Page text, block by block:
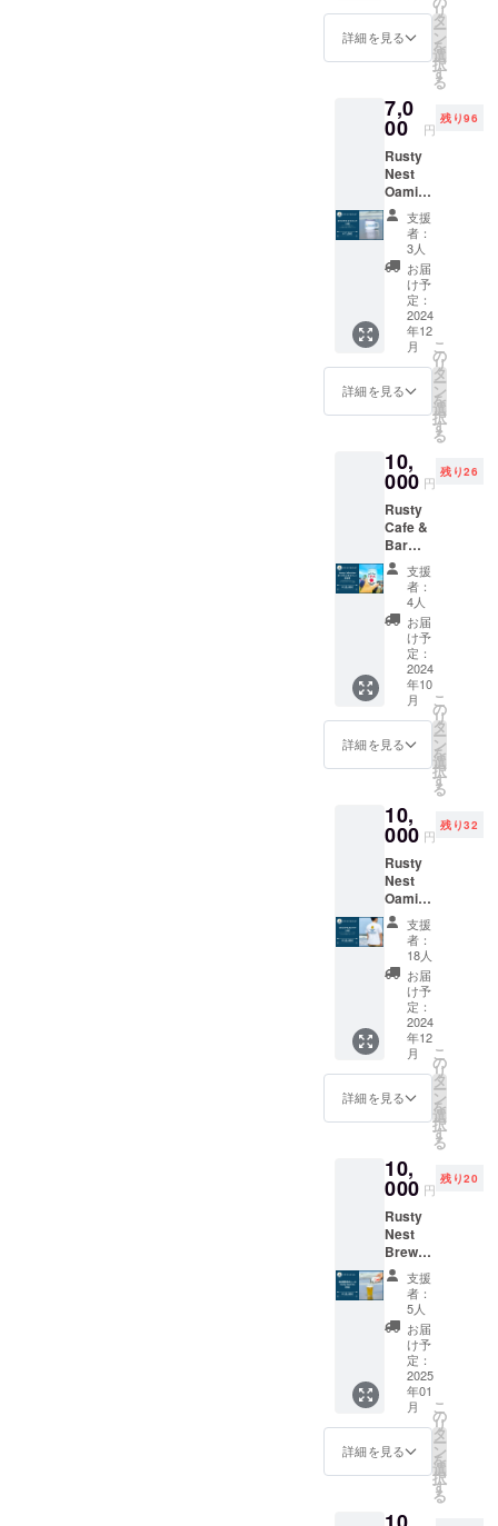
い。 ・
支援者
法：詳
細は
で連絡
しま
す。
Nest
IPAを気
ける3缶
セット
をお届
けしま
す。 ️★
お礼の
メッ
セージ
付き
<Rusty
Nesy
IPAにつ
いて>
アメリ
カンIPA
の色味
の中で
く、ま
るで日
光を思
わせる
ような
透明
感、白
里海岸
の爽や
かの海
風に加
えて太
平洋を
渡って
海岸の
海風を
ピカル
な香り
ホップ
のアロ
マ、ス
カッと
した喉
越しが
海との
相性が
抜群！
グルー
プフ
ルー
ピー
チ、ス
ジ、完
熟トロ
ピカル
フルー
ツを連
想させ
るフ
レッ
シュで
豊かな
香りが
6.7％の
アル
コール
ず、何
杯でも
しまう
なって
います
が、
2024年
自社醸
造所
（Rust
y Nest
Brewer
y）完成
後、自
社醸造
第一弾
となる
初出荷
Rusty
Nest
Sessio
n IPAを
気軽に
缶セッ
トで
す。 ★
お礼の
メッ
セージ
付き ＜
Rusty
Nest
Sessio
n IPAに
ついて
＞ 定番
Rusty
Nest
IPA の
ティー
な香り
つつ、
アル
コール
度数を
少し下
げ、 飲
みやす
い IPA
に仕上
げまし
た。 夏
の海の
呼べる
Sessio
n IPA を
くださ
い。
満の方
への酒
類の提
供はで
きませ
んので
よろし
くお願
いいた
しま
す。
詳細を見る
リ
タ
ー
ン
を
選
択
す
る
7,0
00 円
残り96
Rusty
Nest
Oamish
irasato
のオリ
ジナル
ロゴ入
りマグ
カップ
をお届
けしま
す。 ️★
オリジ
ナルマ
グカッ
プ 1個
のメッ
セージ
支援
者：
3人
お届
け予
定：
2024
年12
月
詳細を見る
こ
の
リ
タ
ー
ン
を
選
択
す
る
10,
000 円
残り26
Rusty
Cafe &
Bar
オープ
ニング
パー
ティ参
加券
10月に
予定さ
れてい
Rusty
Cafe &
Barの
オープ
パー
ティに
ご招待
させて
いただ
きま
す。 限
定30名
様のご
招待と
なりま
す。
Rusty
Nest
Oamish
irasato
の物語
しみま
せん
か？ 当
日はク
ラフト
ビール
を1杯お
楽しみ
いただ
けま
す。 ・
日時：
2024年
10月頃
開催予
定 ※
詳細は
支援
者：
4人
お届
け予
定：
2024
年10
月
詳細を見る
こ
の
リ
タ
ー
ン
を
選
択
す
る
10,
000 円
残り32
Rusty
Nest
Oamish
irasato
オリジ
ナルの
ロゴ入
りTシャ
ツをお
届けし
ます。
️★ オリ
ジナルT
シャツ1
個 ️★ お
礼の
セージ
・サイ
ズ展
開：S,
M, L, XL
・カ
ラー展
開：白
・デザ
イン：
写真を
ご参照
くださ
い。 ア
ウトド
アや
ビール
ジナルT
支援
者：
18人
お届
け予
定：
2024
年12
月
詳細を見る
こ
の
リ
タ
ー
ン
を
選
択
す
る
10,
000 円
残り20
Rusty
Nest
Brewer
yの定番
クラフ
トビー
ル
「Rust
y Nest
IPA」！
現在は
OEMの
限定醸
造と
なって
います
2024年
支援
者：
5人
お届
け予
定：
2025
年01
月
詳細を見る
こ
の
リ
タ
ー
ン
を
選
択
す
る